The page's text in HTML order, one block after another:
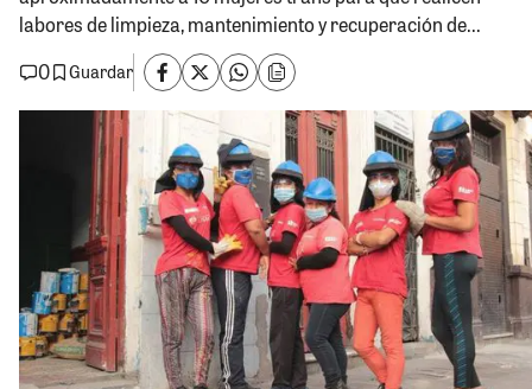
labores de limpieza, mantenimiento y recuperación de...
0
Guardar